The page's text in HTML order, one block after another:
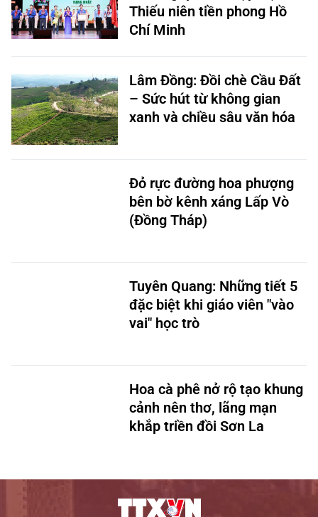
Thiếu niên tiền phong Hồ
Chí Minh
Lâm Đồng: Đồi chè Cầu Đất
– Sức hút từ không gian
xanh và chiều sâu văn hóa
Đỏ rực đường hoa phượng
bên bờ kênh xáng Lấp Vò
(Đồng Tháp)
Tuyên Quang: Những tiết 5
đặc biệt khi giáo viên "vào
vai" học trò
Hoa cà phê nở rộ tạo khung
cảnh nên thơ, lãng mạn
khắp triền đồi Sơn La